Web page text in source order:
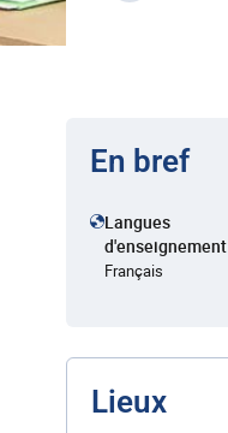
En bref
Langues
d'enseignement
Français
Lieux